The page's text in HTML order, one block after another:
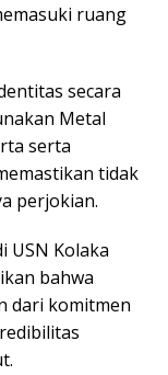
ruang
secara
Metal
serta
tidak
perjokian.
USN Kolaka
bahwa
dari komitmen